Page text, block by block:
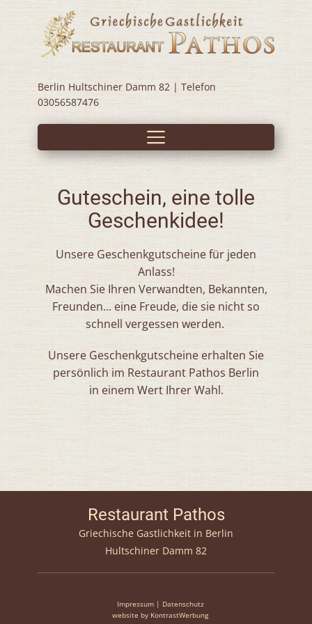
Berlin Hultschiner Damm 82 | Telefon
03056587476
Guteschein, eine tolle
Geschenkidee!
Unsere Geschenkgutscheine für jeden
Anlass!
Machen Sie Ihren Verwandten, Bekannten,
Freunden... eine Freude, die sie nicht so
schnell vergessen werden.
Unsere Geschenkgutscheine erhalten Sie
persönlich im Restaurant Pathos Berlin
in einem Wert Ihrer Wahl.
Restaurant Pathos
Griechische Gastlichkeit in Berlin
Hultschiner Damm 82
Impressum| Datenschutz
website by KontrastWerbung